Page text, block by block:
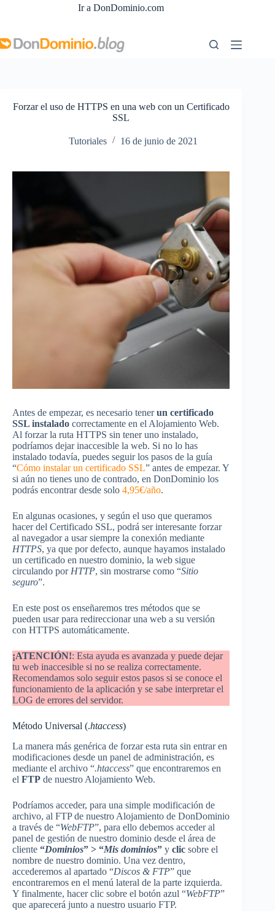
Ir a DonDominio.com
Forzar el uso de HTTPS en una web con un Certificado
SSL
Tutoriales 16 de junio de 2021
Antes de empezar, es necesario tenerun certificado
SSL instalado correctamente en el Alojamiento Web.
Al forzar la ruta HTTPS sin tener uno instalado,
podríamos dejar inaccesible la web. Si no lo has
instalado todavía, puedes seguir los pasos de la guía
“Cómo instalar un certificado SSL” antes de empezar. Y
si aún no tienes uno de contrado, en DonDominio los
podrás encontrar desde solo 4,95€/año.
En algunas ocasiones, y según el uso que queramos
hacer del Certificado SSL, podrá ser interesante forzar
al navegador a usar siempre la conexión mediante
HTTPS, ya que por defecto, aunque hayamos instalado
un certificado en nuestro dominio, la web sigue
circulando por HTTP, sin mostrarse como “Sitio
seguro”.
En este post os enseñaremos tres métodos que se
pueden usar para redireccionar una web a su versión
con HTTPS automáticamente.
¡ATENCIÓN!: Esta ayuda es avanzada y puede dejar
tu web inaccesible si no se realiza correctamente.
Recomendamos solo seguir estos pasos si se conoce el
funcionamiento de la aplicación y se sabe interpretar el
LOG de errores del servidor.
Método Universal (.htaccess)
La manera más genérica de forzar esta ruta sin entrar en
modificaciones desde un panel de administración, es
mediante el archivo “.htaccess” que encontraremos en
el FTP de nuestro Alojamiento Web.
Podríamos acceder, para una simple modificación de
archivo, al FTP de nuestro Alojamiento de DonDominio
a través de “WebFTP”, para ello debemos acceder al
panel de gestión de nuestro dominio desde el área de
cliente “Dominios” > “Mis dominios” y clic sobre el
nombre de nuestro dominio. Una vez dentro,
accederemos al apartado “Discos & FTP” que
encontraremos en el menú lateral de la parte izquierda.
Y finalmente, hacer clic sobre el botón azul “WebFTP”
que aparecerá junto a nuestro usuario FTP.